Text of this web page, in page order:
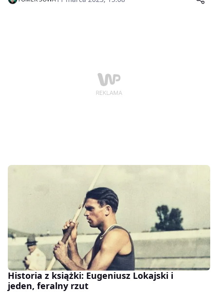
Historia z książki: Eugeniusz Lokajski i
jeden, feralny rzut